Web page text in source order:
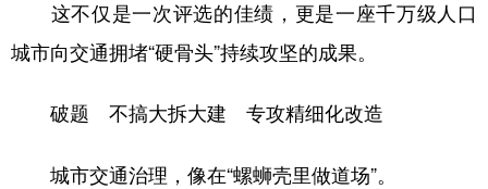
这不仅是一次评选的佳绩，更是一座千万级人口
城市向交通拥堵“硬骨头”持续攻坚的成果。
破题 不搞大拆大建 专攻精细化改造
城市交通治理，像在“螺蛳壳里做道场”。